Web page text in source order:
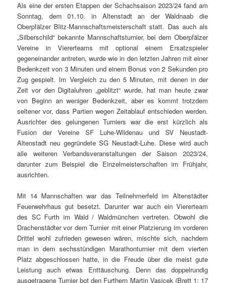
Als eine der ersten Etappen der Schachsaison 2023/24 fand am
Sonntag, dem 01.10. in Altenstadt an der Waldnaab die
Oberpfälzer Blitz-Mannschaftsmeisterschaft statt. Das auch als
„Silberschild“ bekannte Mannschaftsturnier, bei dem Oberpfälzer
Vereine in Viererteams mit optional einem Ersatzspieler
gegeneinander antreten, wurde wie in den letzten Jahren mit einer
Bedenkzeit von 3 Minuten und einem Bonus von 2 Sekunden pro
Zug gespielt. Im Vergleich zu den 5 Minuten, mit denen in der
Zeit vor den Digitaluhren „geblitzt“ wurde, hat man heute zwar
von Beginn an weniger Bedenkzeit, aber es kommt trotzdem
seltener vor, dass Partien wegen Zeitablauf entschieden werden.
Ausrichter des gelungenen Turniers war die erst kürzlich als
Fusion der Vereine SF Luhe-Wildenau und SV Neustadt-
Altenstadt neu gegründete SG Neustadt-Luhe. Diese wird auch
alle weiteren Verbandsveranstaltungen der Saison 2023/24,
darunter zum Beispiel die Einzelmeisterschaften im Frühjahr,
ausrichten.
Mit 14 Mannschaften war das Teilnehmerfeld im Altenstädter
Feuerwehrhaus gut besetzt. Darunter war auch ein Viererteam
des SC Furth im Wald / Waldmünchen vertreten. Obwohl die
Drachenstädter vor dem Turnier mit einer Platzierung im vorderen
Drittel wohl zufrieden gewesen wären, mischte sich, nachdem
man in dem sechsstündigen Marathonturnier mit dem vierten
Platz abgeschlossen hatte, in die Freude über die meist gute
Leistung auch etwas Enttäuschung. Denn das doppelrundig
ausgetragene Turnier bot den Furthern Martin Vasicek (Brett 1; 17